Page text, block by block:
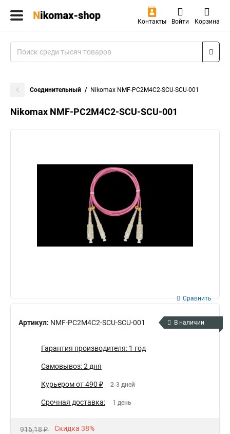
Контакты Войти Корзина
Соединительный Nikomax NMF-PC2M4C2-SCU-SCU-001
Nikomax NMF-PC2M4C2-SCU-SCU-001
Артикул: NMF-PC2M4C2-SCU-SCU-001
Сравнить
В наличии
Гарантия производителя: 1 год
Самовывоз: 2 дня
Курьером от 490 ₽ 2-3 дней
Срочная доставка: 1 день
916,18 ₽ Скидка 38%